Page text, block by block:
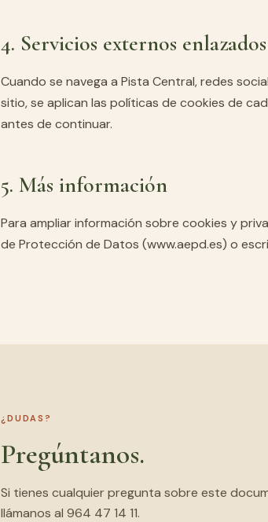
4. Servicios externos enlazados
Cuando se navega a Pista Central, redes
sitio, se aplican las políticas de cookies de
antes de continuar.
5. Más información
Para ampliar información sobre cookies y
de Protección de Datos (www.aepd.es) o
¿DUDAS?
Pregúntanos.
Si tienes cualquier pregunta sobre este
llámanos al 964 47 14 11.